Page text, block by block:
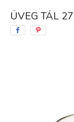
ÜVEG TÁL